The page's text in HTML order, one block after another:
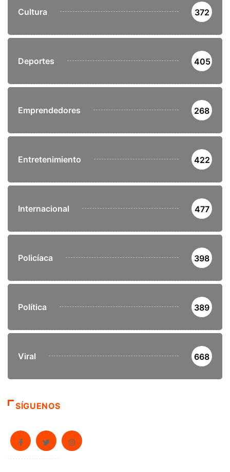
Cultura 372
Deportes 405
Emprendedores 268
Entretenimiento 422
Internacional 477
Policíaca 398
Política 389
Viral 668
SÍGUENOS